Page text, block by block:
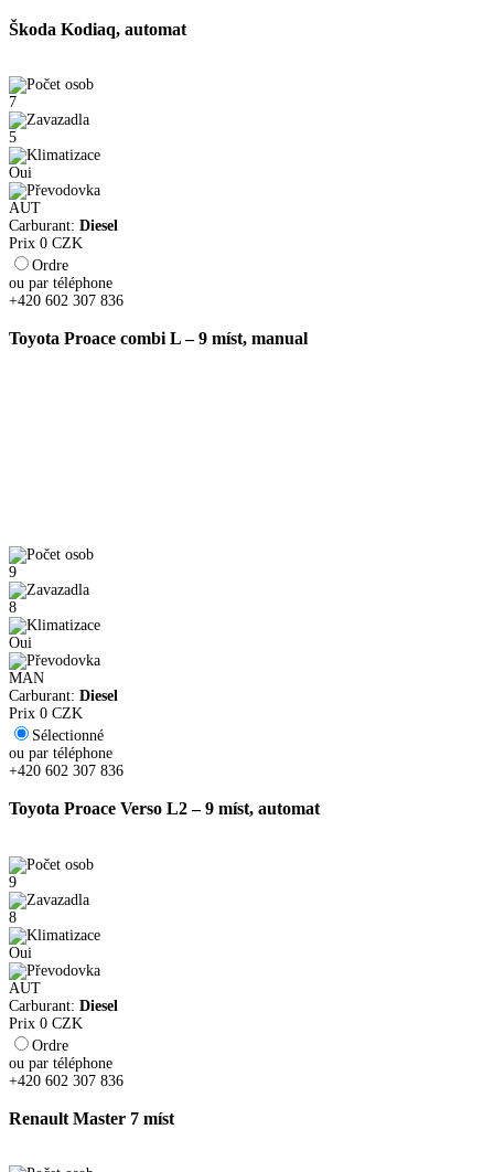
Škoda Kodiaq, automat
7
5
Oui
AUT
Carburant: Diesel
Prix 0 CZK
Ordre
ou par téléphone
+420 602 307 836
Toyota Proace combi L – 9 míst, manual
9
8
Oui
MAN
Carburant: Diesel
Prix 0 CZK
Sélectionné
ou par téléphone
+420 602 307 836
Toyota Proace Verso L2 – 9 míst, automat
9
8
Oui
AUT
Carburant: Diesel
Prix 0 CZK
Ordre
ou par téléphone
+420 602 307 836
Renault Master 7 míst